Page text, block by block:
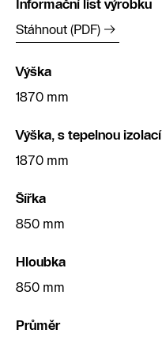
Informační list výrobku
Stáhnout (PDF)
Výška
1870 mm
Výška, s tepelnou izolací
1870 mm
Šířka
850 mm
Hloubka
850 mm
Průměr